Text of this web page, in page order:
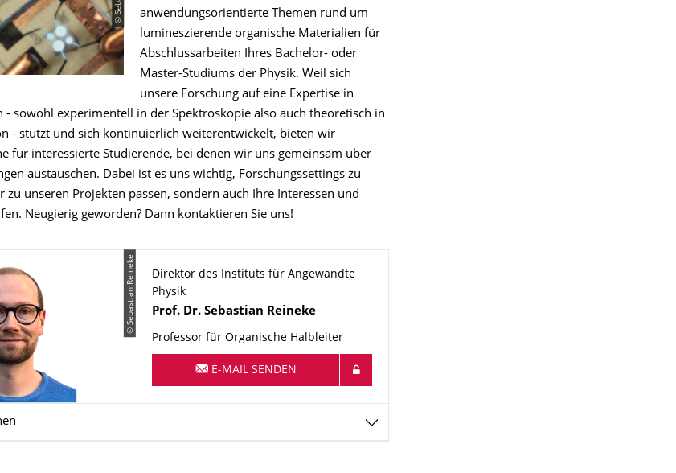
anwendungsorientierte Themen rund um
lumineszierende organische Materialien für
Abschlussarbeiten Ihres Bachelor- oder
Master-Studiums der Physik. Weil sich
unsere Forschung auf eine Expertise in
- sowohl experimentell in der Spektroskopie also auch theoretisch in
- stützt und sich kontinuierlich weiterentwickelt, bieten wir
für interessierte Studierende, bei denen wir uns gemeinsam über
austauschen. Dabei ist es uns wichtig, Forschungssettings zu
zu unseren Projekten passen, sondern auch Ihre Interessen und
Neugierig geworden? Dann kontaktieren Sie uns!
© Sebastian Reineke
Direktor des Instituts für Angewandte
Physik
Name
Prof. Dr. Sebastian Reineke
Professor für Organische Halbleiter
E-MAIL SENDEN